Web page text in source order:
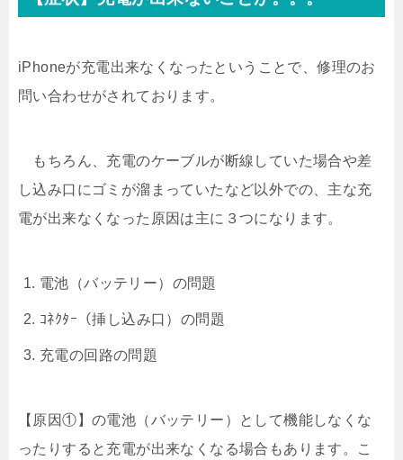
iPhoneが充電出来なくなったということで、修理のお
問い合わせがされております。
もちろん、充電のケーブルが断線していた場合や差
し込み口にゴミが溜まっていたなど以外での、主な充
電が出来なくなった原因は主に３つになります。
電池（バッテリー）の問題
ｺﾈｸﾀｰ（挿し込み口）の問題
充電の回路の問題
【原因①】の電池（バッテリー）として機能しなくな
ったりすると充電が出来なくなる場合もあります。こ